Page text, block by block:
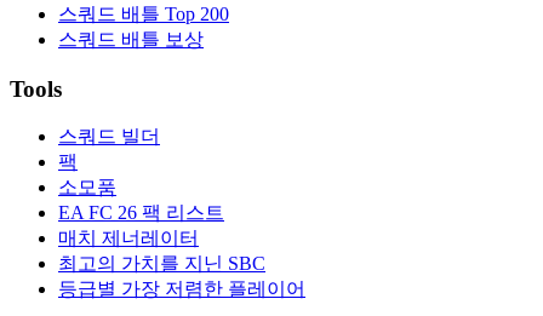
스쿼드 배틀 Top 200
스쿼드 배틀 보상
Tools
스쿼드 빌더
팩
소모품
EA FC 26 팩 리스트
매치 제너레이터
최고의 가치를 지닌 SBC
등급별 가장 저렴한 플레이어